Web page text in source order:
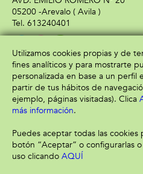
05200 -Arevalo ( Avila )
613240401
Información
Aviso legal
Política de privacidad
Política de cookies
Utilizamos cookies propias y de
fines analíticos y para mostrarte
personalizada en base a un perfil
partir de tus hábitos de
ejemplo, páginas visitadas). Clica
más información.
Puedes aceptar todas las cookies
botón “Aceptar” o configurarlas o
uso clicando AQUÍ